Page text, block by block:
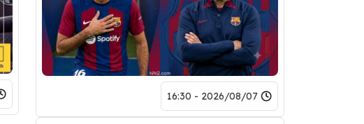
2026/08/07 - 16:30